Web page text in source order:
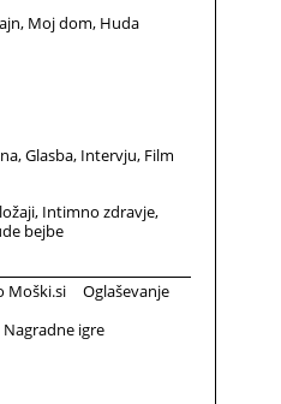
Moj dom Huda
Glasba Intervju Film
Intimno zdravje
bejbe
Moški.si
Oglaševanje
Nagradne igre